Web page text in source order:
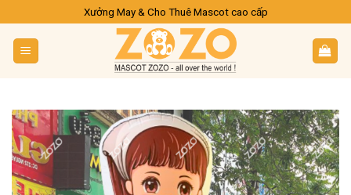
content
Xưởng May & Cho Thuê Mascot cao cấp